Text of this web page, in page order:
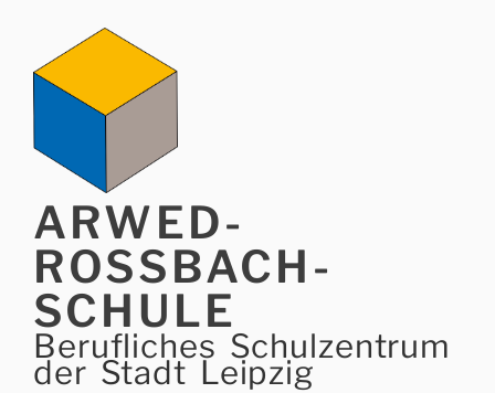
springen
ARWED-
ROSSBACH-
SCHULE
Berufliches Schulzentrum
der Stadt Leipzig